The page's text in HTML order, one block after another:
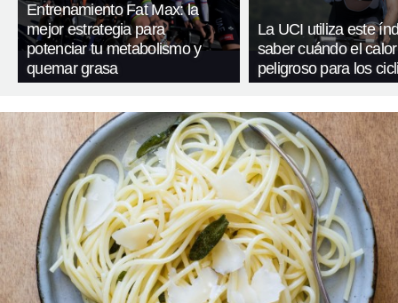
Entrenamiento Fat Max: la
mejor estrategia para
potenciar tu metabolismo y
quemar grasa
La UCI utiliza este
saber cuándo el
peligroso para los